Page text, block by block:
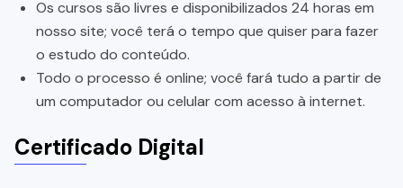
Os cursos são livres e disponibilizados 24 horas em
nosso site; você terá o tempo que quiser para fazer
o estudo do conteúdo.
Todo o processo é online; você fará tudo a partir de
um computador ou celular com acesso à internet.
Certificado Digital